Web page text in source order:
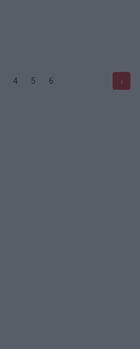
4 5 6 ›